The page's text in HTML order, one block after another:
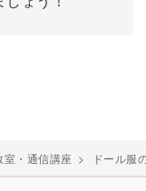
室・通信講座 > ドール服